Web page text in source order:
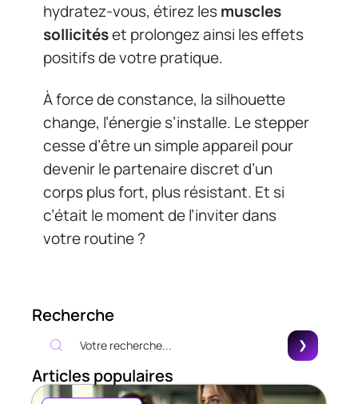
hydratez-vous, étirez lesmuscles
sollicitéset prolongez ainsi les effets
positifs de votre pratique.
À force de constance, la silhouette
change, l’énergie s’installe. Le stepper
cesse d’être un simple appareil pour
devenir le partenaire discret d’un
corps plus fort, plus résistant. Et si
c’était le moment de l’inviter dans
votre routine ?
Recherche
Articles populaires